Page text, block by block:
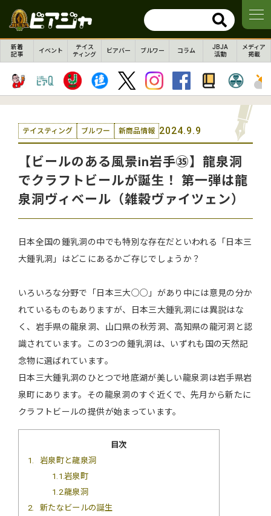
新着
記事
イベント
テイス
ティング
ビアバー ブルワー コラム
JBJA
活動
メディア
掲載
テイスティング ブルワー 新商品情報 2024.9.9
【ビールのある風景in岩手㉟】龍泉洞
でクラフトビールが誕生！ 第一弾は龍
泉洞ヴィベール（雑穀ヴァイツェン）
日本全国の鍾乳洞の中でも特別な存在だといわれる「日本三
大鍾乳洞」はどこにあるかご存じでしょうか？
いろいろな分野で「日本三大○○」があり中には意見の分か
れているものもありますが、日本三大鍾乳洞には異説はな
く、岩手県の龍泉洞、山口県の秋芳洞、高知県の龍河洞と認
識されています。この3つの鍾乳洞は、いずれも国の天然記
念物に選ばれています。
日本三大鍾乳洞のひとつで地底湖が美しい龍泉洞は岩手県岩
泉町にあります。その龍泉洞のすぐ近くで、先月から新たに
クラフトビールの提供が始まっています。
目次
1
岩泉町と龍泉洞
1.1 岩泉町
1.2龍泉洞
2
新たなビールの誕生